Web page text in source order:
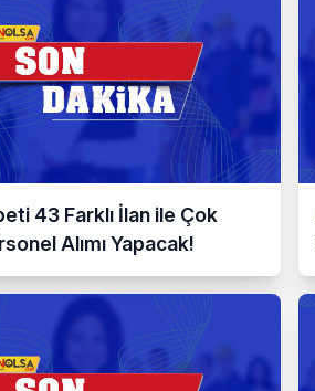
43 Farklı İlan ile Çok
Alımı Yapacak!